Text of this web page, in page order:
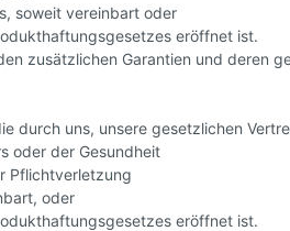
soweit vereinbart oder
eröffnet ist.
zusätzlichen Garantien und deren
durch uns, unsere gesetzlichen
oder der Gesundheit
Pflichtverletzung
oder
eröffnet ist.